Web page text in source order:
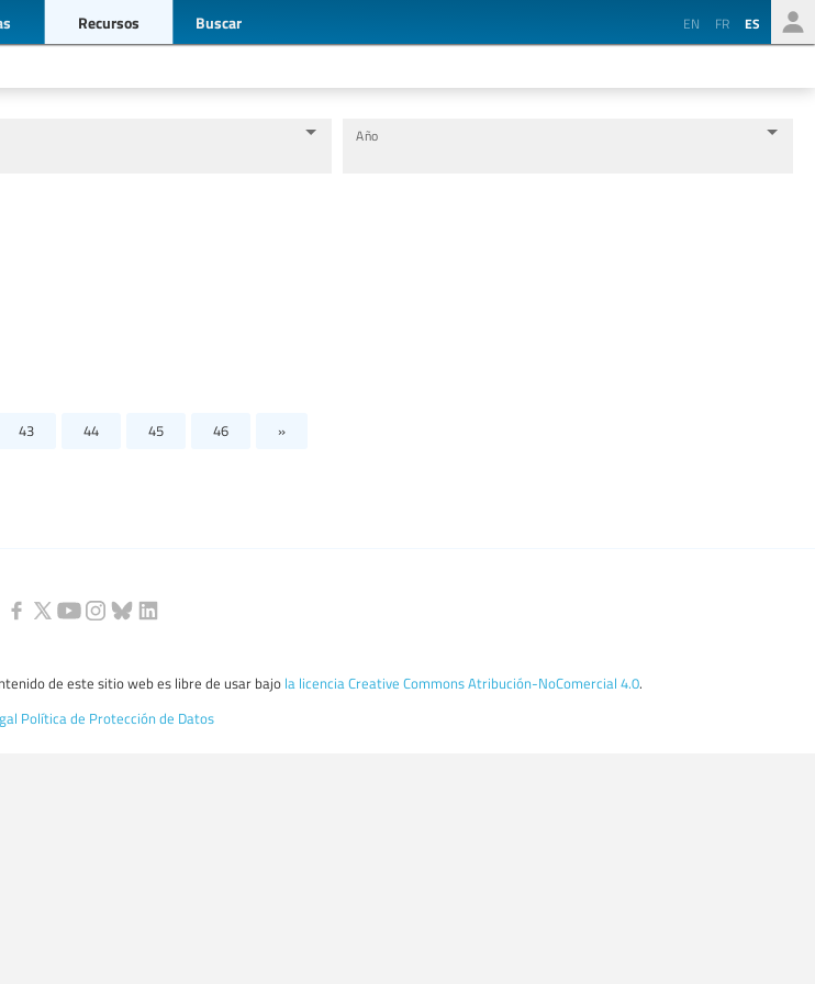
Recursos Buscar EN FR ES
Año
43 44 45 46 »
de este sitio web es libre de usar bajo la licencia Creative Commons Atribución-NoComercial 4.0.
Política de Protección de Datos